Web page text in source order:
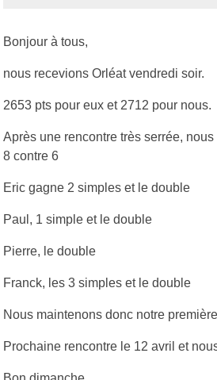
Bonjour à tous,
nous recevions Orléat vendredi soir.
2653 pts pour eux et 2712 pour nous.
Après une rencontre très serrée,
8 contre 6
Eric gagne 2 simples et le double
Paul, 1 simple et le double
Pierre, le double
Franck, les 3 simples et le double
Nous maintenons donc notre
Prochaine rencontre le 12 avril et